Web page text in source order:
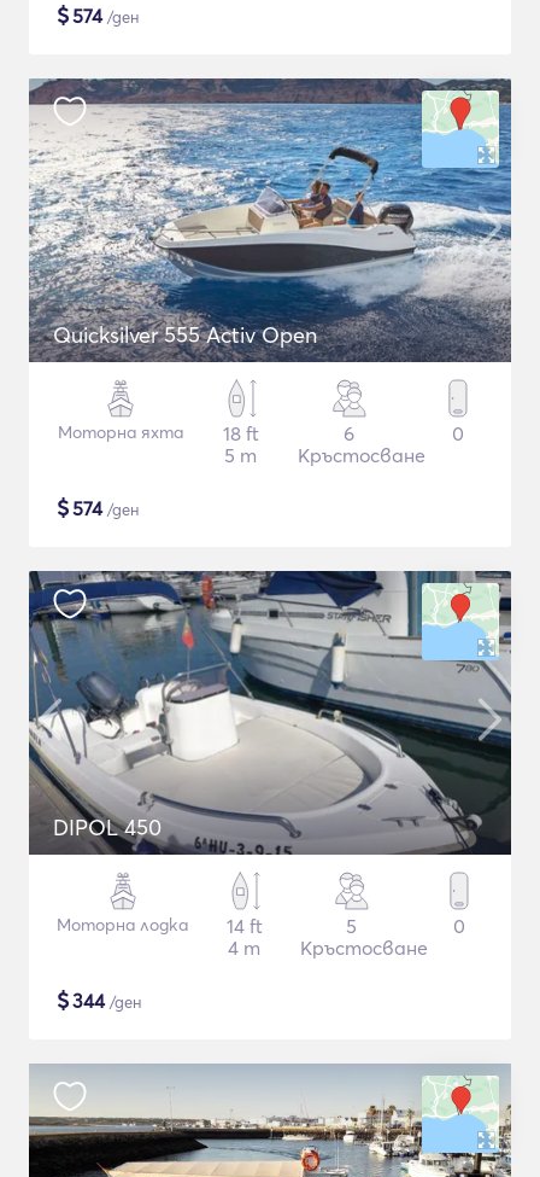
$574/ден
Quicksilver 555 Activ Open
Моторна яхта
18 ft
5 m
6
Кръстосване
0
$574/ден
DIPOL 450
Моторна лодка
14 ft
4 m
5
Кръстосване
0
$344/ден